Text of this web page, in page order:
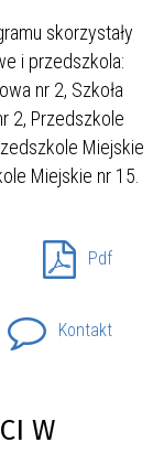
skorzystały
i przedszkola:
nr 2, Szkoła
2, Przedszkole
Miejskie
Miejskie nr 15.
Pdf
Kontakt
W